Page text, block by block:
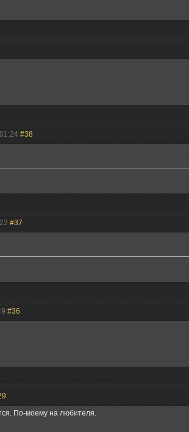
#38
#37
#36
По-моему на любителя.